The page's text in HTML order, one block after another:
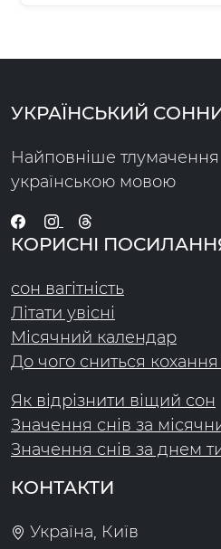
УКРАЇНСЬКИЙ
Найповніше тлумачення
українською мовою
КОРИСНІ
сон вагітність
Літати увісні
Місячний календар
До чого сниться кохання
Як відрізнити віщий сон
Значення снів за
Значення снів за днем
КОНТАКТИ
Україна, Київ